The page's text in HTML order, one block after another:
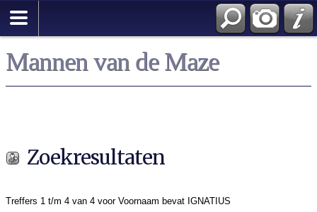
Mannen van de Maze
Zoekresultaten
Treffers 1 t/m 4 van 4 voor Voornaam bevat IGNATIUS